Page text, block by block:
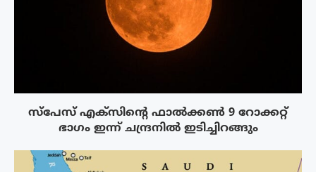
സ്‌പേസ് എക്‌സിൻ്റെ ഫാൽക്കൺ 9 റോക്കറ്റ്
ഭാഗം ഇന്ന് ചന്ദ്രനിൽ ഇടിച്ചിറങ്ങും